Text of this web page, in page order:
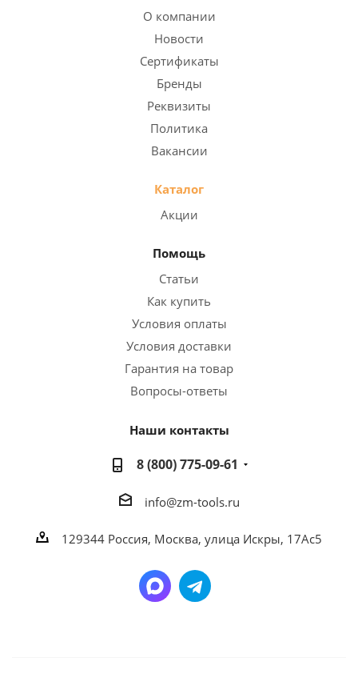
О компании
Новости
Сертификаты
Бренды
Реквизиты
Политика
Вакансии
Каталог
Акции
Помощь
Статьи
Как купить
Условия оплаты
Условия доставки
Гарантия на товар
Вопросы-ответы
Наши контакты
8 (800) 775-09-61
info@zm-tools.ru
129344 Россия, Москва, улица Искры, 17Ас5